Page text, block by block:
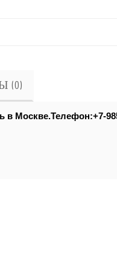
(0)
в Москве.Телефон:+7-